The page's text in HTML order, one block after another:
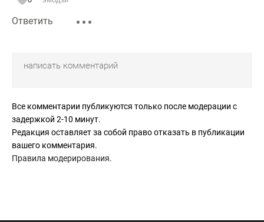
Ответить
Все комментарии публикуются только после модерации с
задержкой 2-10 минут.
Редакция оставляет за собой право отказать в публикации
вашего комментария.
Правила модерирования.